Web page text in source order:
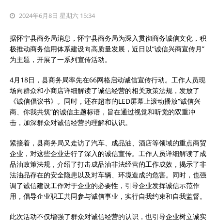
2024年6月8日 星期六 15:34
据怀宁县商务局消息，怀宁县商务局为深入贯彻商务诚信文化，积
极推动商务信用体系建设向高质量发展，近日以“诚信兴商宣传月”
为主题，开展了一系列宣传活动。
4月18日，县商务局率先在66网格启动诚信宣传行动。工作人员现
场向群众和小商店详细解读了诚信经营的相关政策法规，发放了
《诚信倡议书》。同时，还在超市的LED屏幕上滚动播放“诚信兴
商、你我共筑”的诚信主题标语，旨在通过视觉和听觉的双重冲
击，加深群众对诚信经营的理解和认识。
紧接着，县商务局又走访了汽车、成品油、酒店等领域的重点商贸
企业，对这些企业进行了深入的诚信宣传。工作人员详细解读了成
品油政策法规，介绍了打击成品油非法经营的工作成效，揭示了非
法油品存在的安全隐患以及对车辆、环境造成的危害。同时，也强
调了诚信建设工作对于企业的必要性，引导企业发挥诚信示范作
用，倡导企业职工共同参与诚信事业，实行自我约束和自我监督。
此次活动不仅增强了群众对诚信经营的认识，也引导企业树立诚实